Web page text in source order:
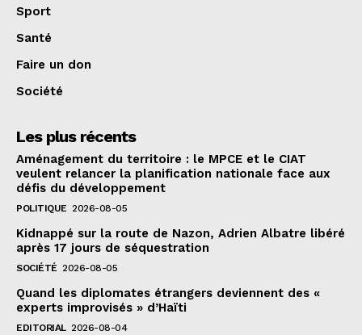
Sport
Santé
Faire un don
Société
Les plus récents
Aménagement du territoire : le MPCE et le CIAT
veulent relancer la planification nationale face aux
défis du développement
POLITIQUE 2026-08-05
Kidnappé sur la route de Nazon, Adrien Albatre libéré
après 17 jours de séquestration
SOCIÉTÉ 2026-08-05
Quand les diplomates étrangers deviennent des «
experts improvisés » d’Haïti
EDITORIAL 2026-08-04